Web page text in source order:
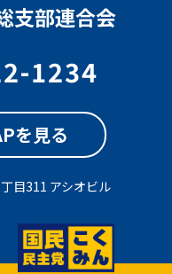
支部連合会
1234
を見る
目311 アシオビル